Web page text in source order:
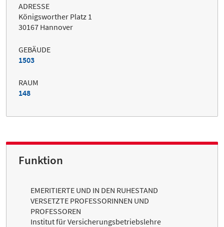
ADRESSE
Königsworther Platz 1
30167 Hannover
GEBÄUDE
1503
RAUM
148
Funktion
EMERITIERTE UND IN DEN RUHESTAND
VERSETZTE PROFESSORINNEN UND
PROFESSOREN
Institut für Versicherungsbetriebslehre